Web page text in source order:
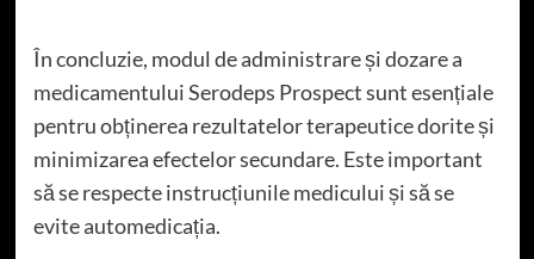
În concluzie, modul de administrare și dozare a
medicamentului Serodeps Prospect sunt esențiale
pentru obținerea rezultatelor terapeutice dorite și
minimizarea efectelor secundare. Este important
să se respecte instrucțiunile medicului și să se
evite automedicația.